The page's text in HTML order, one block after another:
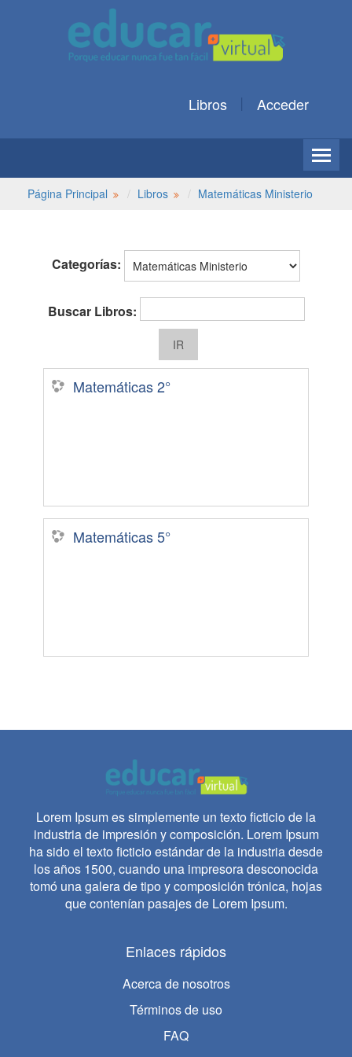
Libros Acceder
Página Principal Libros Matemáticas Ministerio
Categorías:
Buscar Libros:
Matemáticas 2°
Matemáticas 5°
Lorem Ipsum es simplemente un texto ficticio de la
industria de impresión y composición. Lorem Ipsum
ha sido el texto ficticio estándar de la industria desde
los años 1500, cuando una impresora desconocida
tomó una galera de tipo y composición trónica, hojas
que contenían pasajes de Lorem Ipsum.
Enlaces rápidos
Acerca de nosotros
Términos de uso
FAQ